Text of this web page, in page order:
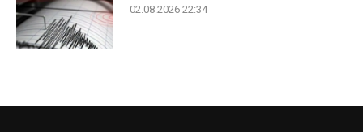
02.08.2026 22:34